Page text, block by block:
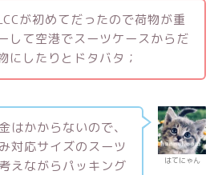
が初めてだったので荷物が重
して空港でスーツケースからだ
にしたりとドタバタ；
はてにゃん
はかからないので、
対応サイズのスーツ
えながらパッキング